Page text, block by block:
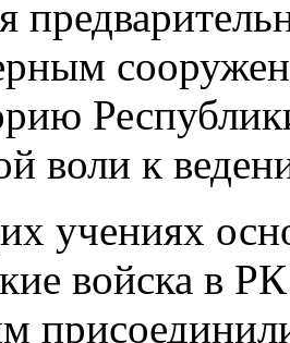
воли к
учениях
войска в